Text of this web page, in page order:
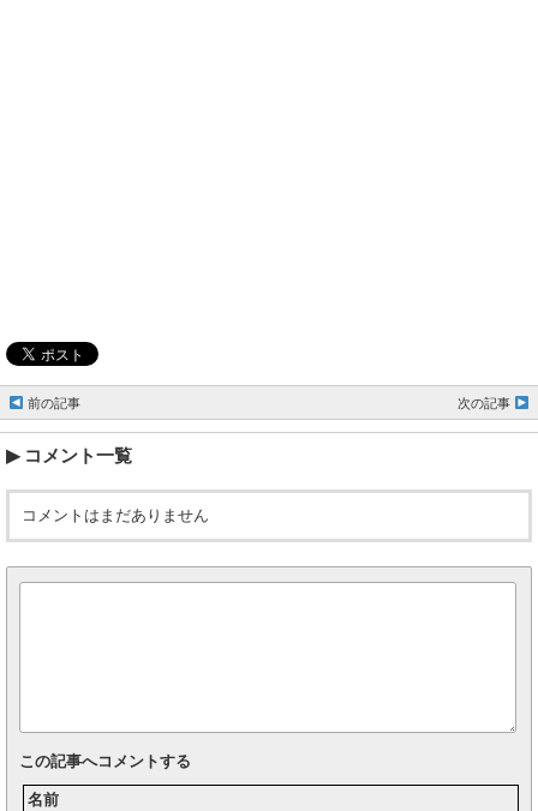
前の記事 次の記事
コメント一覧
コメントはまだありません
この記事へコメントする
名前